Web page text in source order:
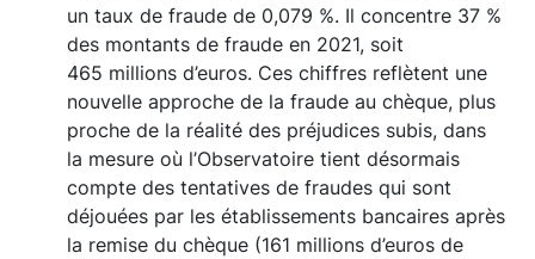
un taux de fraude de 0,079 %. Il concentre 37 %
des montants de fraude en 2021, soit
465 millions d’euros. Ces chiffres reflètent une
nouvelle approche de la fraude au chèque, plus
proche de la réalité des préjudices subis, dans
la mesure où l’Observatoire tient désormais
compte des tentatives de fraudes qui sont
déjouées par les établissements bancaires après
la remise du chèque (161 millions d’euros de